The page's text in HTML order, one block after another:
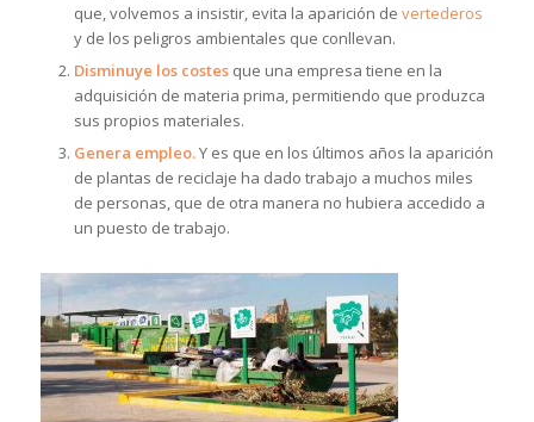
que, volvemos a insistir, evita la aparición de vertederos
y de los peligros ambientales que conllevan.
Disminuye los costesque una empresa tiene en la
adquisición de materia prima, permitiendo que produzca
sus propios materiales.
Genera empleo.Y es que en los últimos años la aparición
de plantas de reciclaje ha dado trabajo a muchos miles
de personas, que de otra manera no hubiera accedido a
un puesto de trabajo.